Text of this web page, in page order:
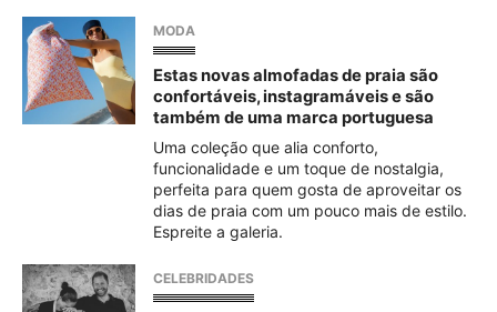
MODA
Estas novas almofadas de praia são
confortáveis, instagramáveis e são
também de uma marca portuguesa
Uma coleção que alia conforto,
funcionalidade e um toque de nostalgia,
perfeita para quem gosta de aproveitar os
dias de praia com um pouco mais de estilo.
Espreite a galeria.
CELEBRIDADES